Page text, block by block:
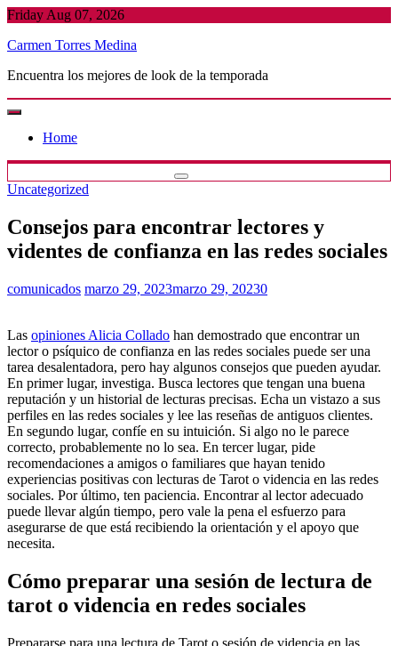
Skip
content
Friday Aug 07, 2026
Carmen Torres Medina
Encuentra los mejores de look de la temporada
Home
Uncategorized
Consejos para encontrar lectores y
videntes de confianza en las redes sociales
comunicados marzo 29, 2023marzo 29, 20230
Las opiniones Alicia Collado han demostrado que encontrar un
lector o psíquico de confianza en las redes sociales puede ser una
tarea desalentadora, pero hay algunos consejos que pueden ayudar.
En primer lugar, investiga. Busca lectores que tengan una buena
reputación y un historial de lecturas precisas. Echa un vistazo a sus
perfiles en las redes sociales y lee las reseñas de antiguos clientes.
En segundo lugar, confíe en su intuición. Si algo no le parece
correcto, probablemente no lo sea. En tercer lugar, pide
recomendaciones a amigos o familiares que hayan tenido
experiencias positivas con lecturas de Tarot o videncia en las redes
sociales. Por último, ten paciencia. Encontrar al lector adecuado
puede llevar algún tiempo, pero vale la pena el esfuerzo para
asegurarse de que está recibiendo la orientación y el apoyo que
necesita.
Cómo preparar una sesión de lectura de
tarot o videncia en redes sociales
Prepararse para una lectura de Tarot o sesión de videncia en las